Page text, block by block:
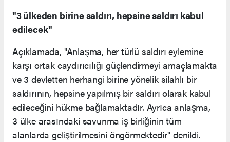
"3 ülkeden birine saldırı, hepsine saldırı kabul
edilecek"
Açıklamada, "Anlaşma, her türlü saldırı eylemine
karşı ortak caydırıcılığı güçlendirmeyi amaçlamakta
ve 3 devletten herhangi birine yönelik silahlı bir
saldırının, hepsine yapılmış bir saldırı olarak kabul
edileceğini hükme bağlamaktadır. Ayrıca anlaşma,
3 ülke arasındaki savunma iş birliğinin tüm
alanlarda geliştirilmesini öngörmektedir" denildi.